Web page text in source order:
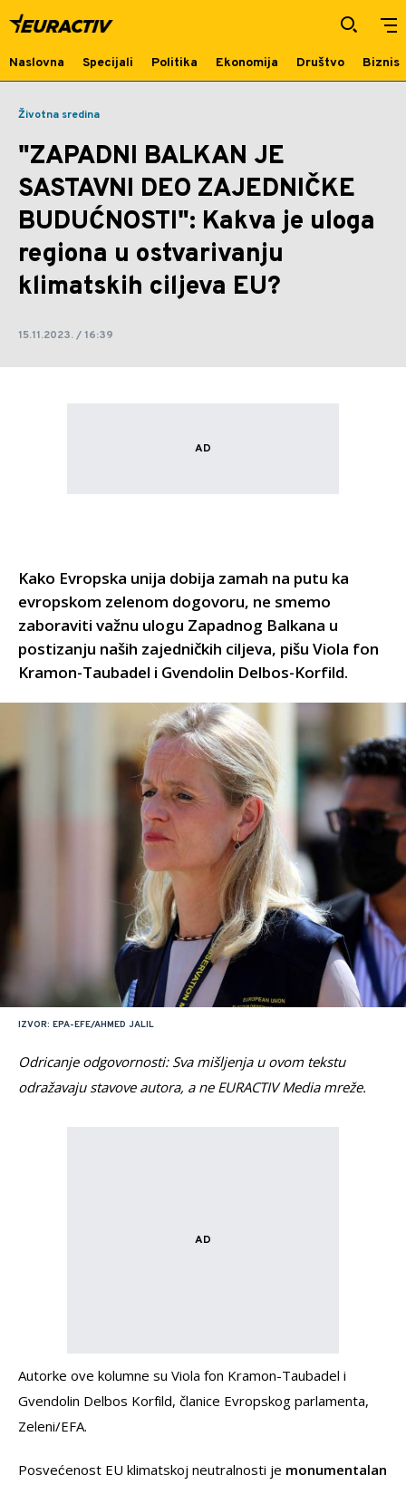
"ZAPADNI BALKAN JE SASTAVNI
DEO ZAJEDNIČKE BUDUĆNOSTI":
Kakva je uloga regiona u ostvarivanju
Naslovna Specijali Politika Ekonomija Društvo Biznis
Životna sredina
"ZAPADNI BALKAN JE
SASTAVNI DEO ZAJEDNIČKE
BUDUĆNOSTI": Kakva je uloga
regiona u ostvarivanju
klimatskih ciljeva EU?
15.11.2023. / 16:39
Kako Evropska unija dobija zamah na putu ka
evropskom zelenom dogovoru, ne smemo
zaboraviti važnu ulogu Zapadnog Balkana u
postizanju naših zajedničkih ciljeva, pišu Viola fon
Kramon-Taubadel i Gvendolin Delbos-Korfild.
IZVOR: EPA-EFE/AHMED JALIL
Odricanje odgovornosti: Sva mišljenja u ovom tekstu
odražavaju stavove autora, a ne EURACTIV Media mreže.
Autorke ove kolumne su Viola fon Kramon-Taubadel i
Gvendolin Delbos Korfild, članice Evropskog parlamenta,
Zeleni/EFA.
Posvećenost EU klimatskoj neutralnosti je monumentalan